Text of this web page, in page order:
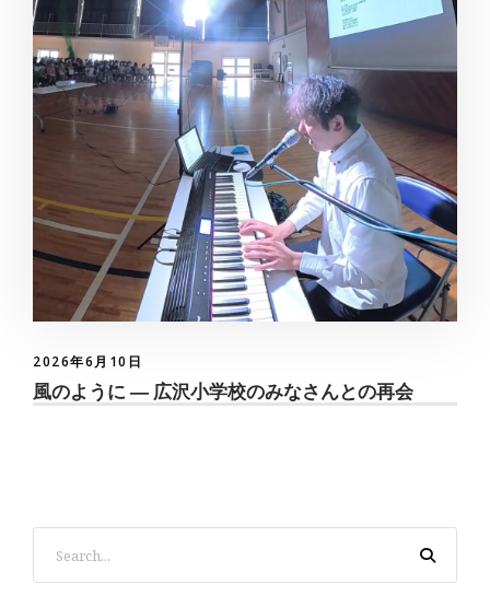
2026年6月10日
風のように ― 広沢小学校のみなさんとの再会